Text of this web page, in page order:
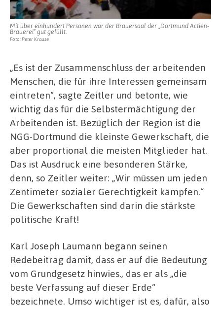
Mit über einhundert Personen war der Brauersaal der „Dortmund Actien-
Brauerei“ gut gefüllt.
Foto: Peter Krause
„Es ist der Zusammenschluss der arbeitenden
Menschen, die für ihre Interessen gemeinsam
eintreten“, sagte Zeitler und betonte, wie
wichtig das für die Selbstermächtigung der
Arbeitenden ist. Bezüglich der Region ist die
NGG-Dortmund die kleinste Gewerkschaft, die
aber proportional die meisten Mitglieder hat.
Das ist Ausdruck eine besonderen Stärke,
denn, so Zeitler weiter: „Wir müssen um jeden
Zentimeter sozialer Gerechtigkeit kämpfen.“
Die Gewerkschaften sind darin die stärkste
politische Kraft!
Karl Joseph Laumann begann seinen
Redebeitrag damit, dass er auf die Bedeutung
vom Grundgesetz hinwies., das er als „die
beste Verfassung auf dieser Erde“
bezeichnete. Umso wichtiger ist es, dafür, also